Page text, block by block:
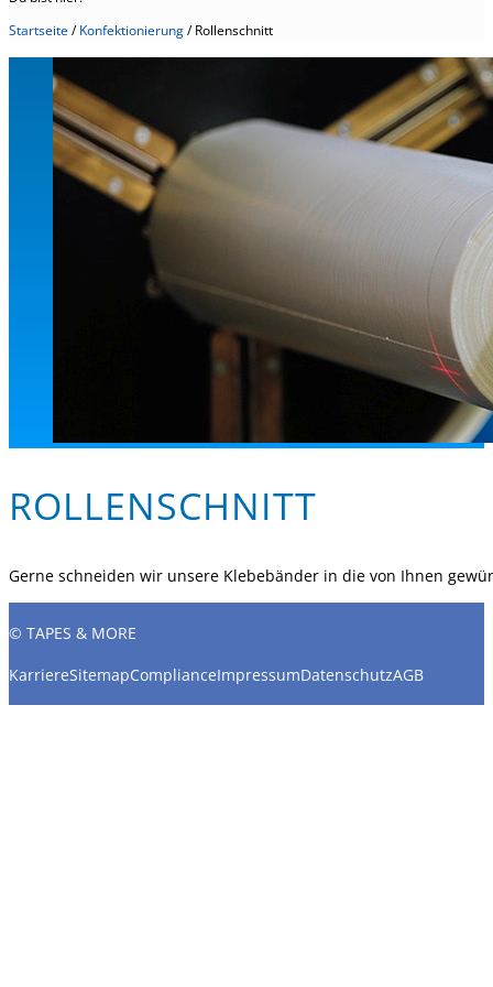
Startseite/Konfektionierung/Rollenschnitt
ROLLENSCHNITT
Gerne schneiden wir unsere Klebebänder in die von Ihnen
© TAPES & MORE
KarriereSitemapComplianceImpressumDatenschutzAGB